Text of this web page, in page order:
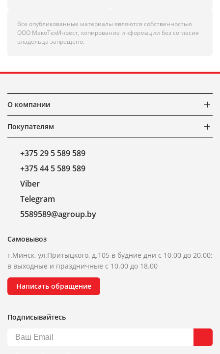
Все опубликованные материалы являются собственностью
ООО МакоТехИнвест, копирование информации без согласия
владельца запрещено.
О компании
Покупателям
+375 29 5 589 589
+375 44 5 589 589
Viber
Telegram
5589589@agroup.by
Самовывоз
г.Минск, ул.Притыцкого, д.105 в будние дни с 10.00 до 20.00;
в выходные и праздничные с 10.00 до 18.00
Написать обращение
Подписывайтесь